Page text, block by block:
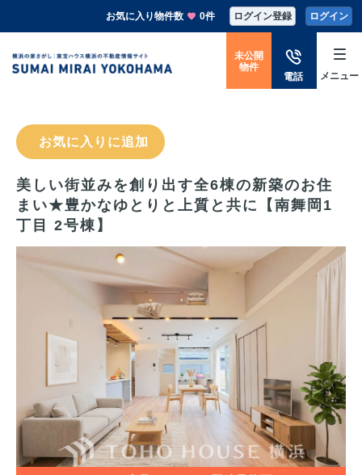
お気に入り物件数 0件 ログイン登録 ログイン
電話
未公開
物件
メニュー
お気に入りに追加
美しい街並みを創り出す全6棟の新築のお住
まい★豊かなゆとりと上質と共に【南舞岡1
丁目 2号棟】